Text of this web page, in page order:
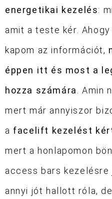
energetikai kezelés:
amit a teste kér.
kapom az információt,
éppen itt és most a
hozza számára. Amin
mert már annyiszor
a facelift kezelést
mert a honlapomon
access bars
annyi jót hallott róla,